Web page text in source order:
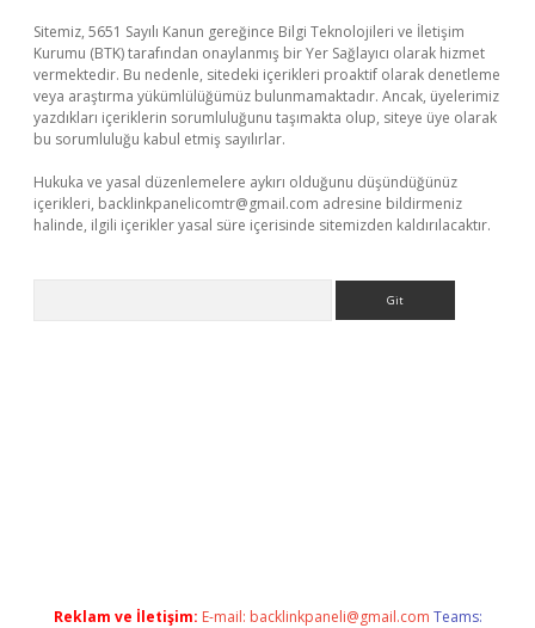
Sitemiz, 5651 Sayılı Kanun gereğince Bilgi Teknolojileri ve İletişim
Kurumu (BTK) tarafından onaylanmış bir Yer Sağlayıcı olarak hizmet
vermektedir. Bu nedenle, sitedeki içerikleri proaktif olarak denetleme
veya araştırma yükümlülüğümüz bulunmamaktadır. Ancak, üyelerimiz
yazdıkları içeriklerin sorumluluğunu taşımakta olup, siteye üye olarak
bu sorumluluğu kabul etmiş sayılırlar.
Hukuka ve yasal düzenlemelere aykırı olduğunu düşündüğünüz
içerikleri, backlinkpanelicomtr@gmail.com adresine bildirmeniz
halinde, ilgili içerikler yasal süre içerisinde sitemizden kaldırılacaktır.
Reklam ve İletişim: E-mail: backlinkpaneli@gmail.com Teams: